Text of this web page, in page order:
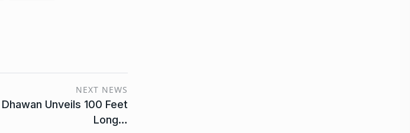
NEXT NEWS
Unveils 100 Feet
Long…